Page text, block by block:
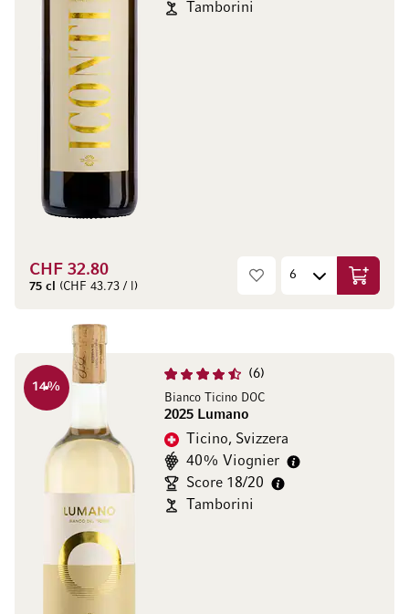
Tamborini
CHF 32.80
75 cl (CHF 43.73 / l)
6
Bianco Ticino DOC
2025 Lumano
14%
Ticino, Svizzera
40% Viognier
Score 18/20
Tamborini